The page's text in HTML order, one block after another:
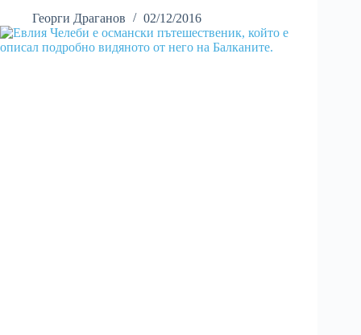
Георги Драганов
02/12/2016